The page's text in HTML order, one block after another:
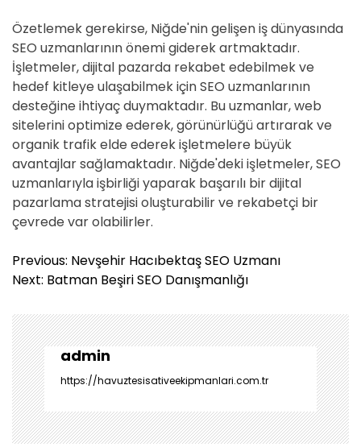
Özetlemek gerekirse, Niğde'nin gelişen iş dünyasında
SEO uzmanlarının önemi giderek artmaktadır.
İşletmeler, dijital pazarda rekabet edebilmek ve
hedef kitleye ulaşabilmek için SEO uzmanlarının
desteğine ihtiyaç duymaktadır. Bu uzmanlar, web
sitelerini optimize ederek, görünürlüğü artırarak ve
organik trafik elde ederek işletmelere büyük
avantajlar sağlamaktadır. Niğde'deki işletmeler, SEO
uzmanlarıyla işbirliği yaparak başarılı bir dijital
pazarlama stratejisi oluşturabilir ve rekabetçi bir
çevrede var olabilirler.
Y
a
ı
g
e
z
i
n
m
Previous: Nevşehir Hacıbektaş SEO Uzmanı
Next: Batman Beşiri SEO Danışmanlığı
admin
https://havuztesisativeekipmanlari.com.tr